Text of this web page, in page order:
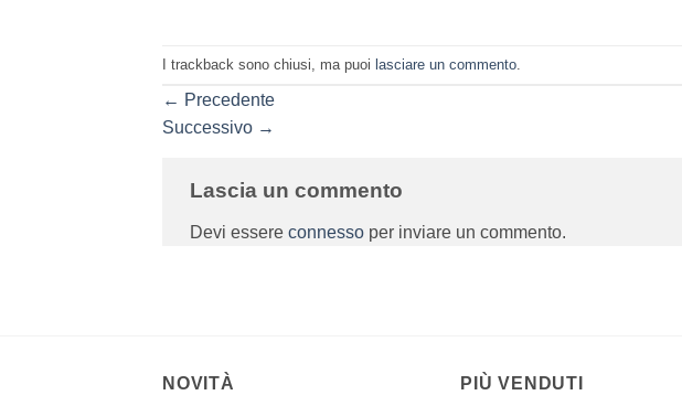
I trackback sono chiusi, ma puoi lasciare un commento
← Precedente
Successivo →
Lascia un commento
Devi essere connesso per inviare un commento.
NOVITÀ PIÙ VENDUTI